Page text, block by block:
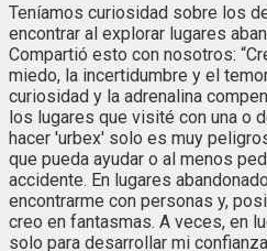
Teníamos curiosidad sobre los
encontrar al explorar lugares
Compartió esto con nosotros:
miedo, la incertidumbre y el
curiosidad y la adrenalina
los lugares que visité con una o
hacer 'urbex' solo es muy
que pueda ayudar o al menos
accidente. En lugares
encontrarme con personas y,
creo en fantasmas. A veces, en
solo para desarrollar mi